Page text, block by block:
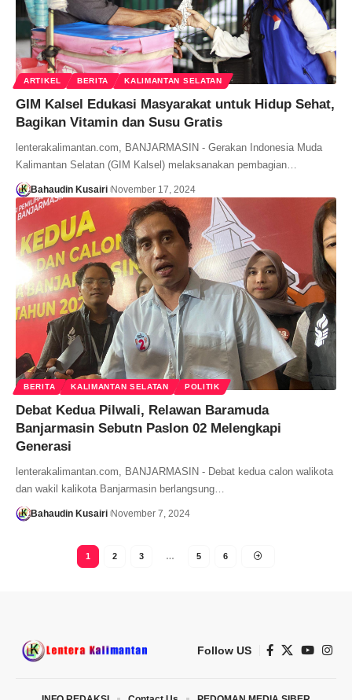
ARTIKEL BERITA KALIMANTAN SELATAN
GIM Kalsel Edukasi Masyarakat untuk Hidup Sehat,
Bagikan Vitamin dan Susu Gratis
lenterakalimantan.com, BANJARMASIN - Gerakan Indonesia Muda
Kalimantan Selatan (GIM Kalsel) melaksanakan pembagian…
Bahaudin Kusairi November 17, 2024
BERITA KALIMANTAN SELATAN POLITIK
Debat Kedua Pilwali, Relawan Baramuda
Banjarmasin Sebutn Paslon 02 Melengkapi
Generasi
lenterakalimantan.com, BANJARMASIN - Debat kedua calon walikota
dan wakil kalikota Banjarmasin berlangsung…
Bahaudin Kusairi November 7, 2024
1 2 3 … 5 6
Follow US